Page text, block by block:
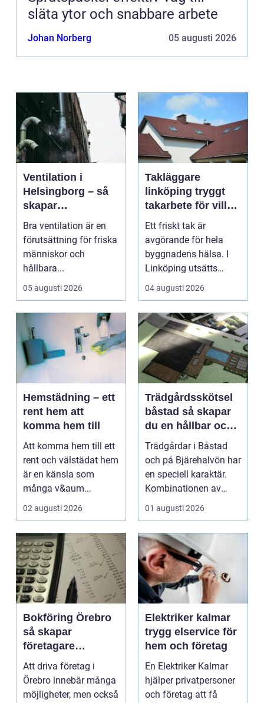
släta ytor och snabbare arbete
Johan Norberg 05 augusti 2026
Ventilation i
Helsingborg – så
skapar
fastighetsägare
friskare och mer
energieffektiva
byggnader
Bra ventilation är en
förutsättning för friska
människor och
hållbara...
05 augusti 2026
Takläggare
linköping tryggt
takarbete för villa,
brf och företag
Ett friskt tak är
avgörande för hela
byggnadens hälsa. I
Linköping utsätts
taken för stora
temperatu...
04 augusti 2026
Hemstädning – ett
rent hem att
komma hem till
Att komma hem till ett
rent och välstädat hem
är en känsla som
många v&aum...
02 augusti 2026
Trädgårdsskötsel
båstad så skapar
du en hållbar och
vacker trädgård på
bjäre
Trädgårdar i Båstad
och på Bjärehalvön har
en speciell karaktär.
Kombinationen av
närheten till have...
01 augusti 2026
Bokföring Örebro
så skapar
företagare
tryggare ekonomi
Att driva företag i
Örebro innebär många
möjligheter, men också
Elektriker kalmar
trygg elservice för
hem och företag
En Elektriker Kalmar
hjälper privatpersoner
och företag att få